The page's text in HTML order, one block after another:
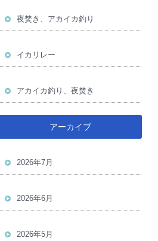
夜焚き、アカイカ釣り
イカリレー
アカイカ釣り、夜焚き
アーカイブ
2026年7月
2026年6月
2026年5月